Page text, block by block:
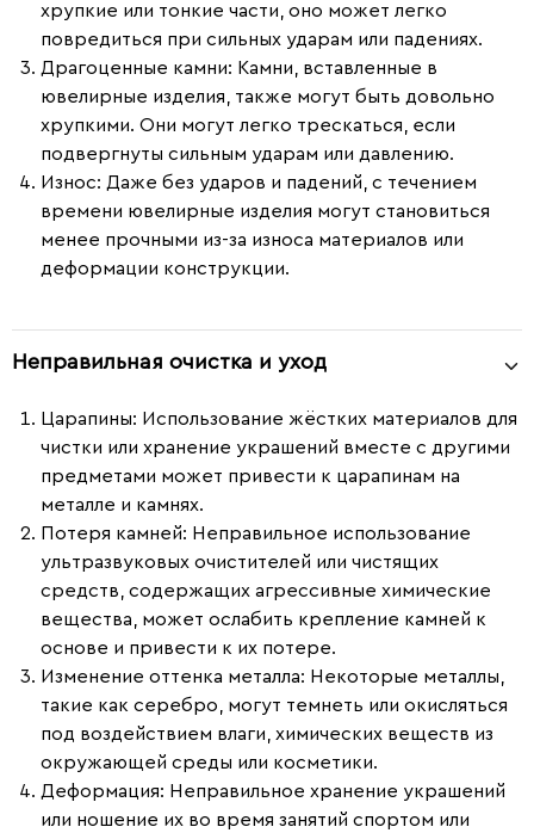
хрупкие или тонкие части, оно может легко
повредиться при сильных ударам или падениях.
Драгоценные камни: Камни, вставленные в
ювелирные изделия, также могут быть довольно
хрупкими. Они могут легко трескаться, если
подвергнуты сильным ударам или давлению.
Износ: Даже без ударов и падений, с течением
времени ювелирные изделия могут становиться
менее прочными из-за износа материалов или
деформации конструкции.
Неправильная очистка и уход
Царапины: Использование жёстких материалов для
чистки или хранение украшений вместе с другими
предметами может привести к царапинам на
металле и камнях.
Потеря камней: Неправильное использование
ультразвуковых очистителей или чистящих
средств, содержащих агрессивные химические
вещества, может ослабить крепление камней к
основе и привести к их потере.
Изменение оттенка металла: Некоторые металлы,
такие как серебро, могут темнеть или окисляться
под воздействием влаги, химических веществ из
окружающей среды или косметики.
Деформация: Неправильное хранение украшений
или ношение их во время занятий спортом или